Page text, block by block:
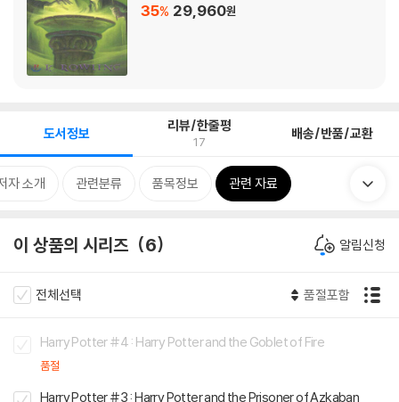
35% 29,960원
도서정보 리뷰/한줄평
17 배송/반품/교환
자 소개 관련분류 품목정보 관련 자료
이 상품의 시리즈 6 알림신청
전체선택 품절포함
Harry Potter #4 : Harry Potter and the Goblet of Fire
품절
Harry Potter #3 : Harry Potter and the Prisoner of Azkaban